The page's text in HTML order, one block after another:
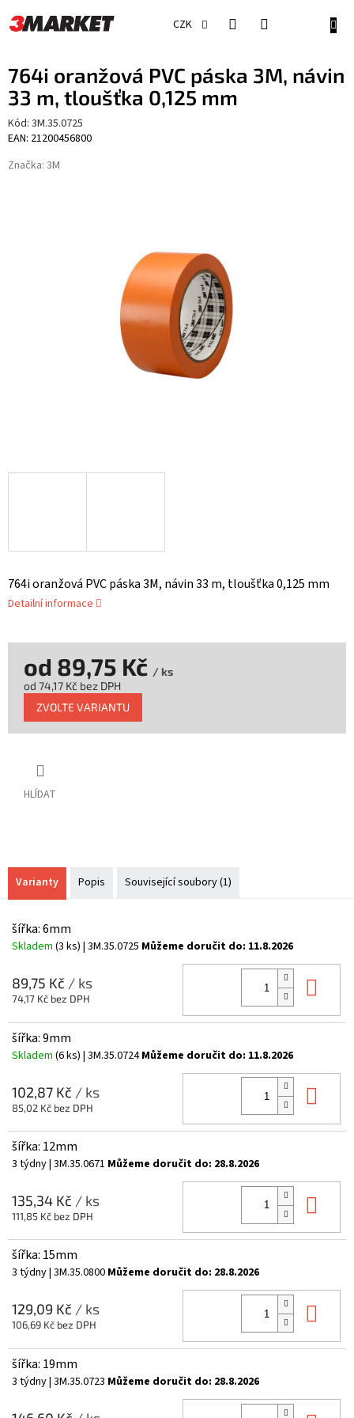
na
obsah
CZK
764i oranžová PVC páska 3M, návin
33 m, tloušťka 0,125 mm
Kód: 3M.35.0725
EAN: 21200456800
Značka: 3M
764i oranžová PVC páska 3M, návin 33 m, tloušťka 0,125 mm
Detailní informace
HLÍDAT
od 89,75 Kč / ks
od 74,17 Kč bez DPH
Měrná
cena:
ZVOLTE VARIANTU
Varianty Popis Související soubory (1)
šířka: 6mm
Skladem (3 ks) | 3M.35.0725 Můžeme doručit do: 11.8.2026
89,75 Kč / ks
74,17 Kč bez DPH
šířka: 9mm
Skladem (6 ks) | 3M.35.0724Můžeme doručit do: 11.8.2026
102,87 Kč / ks
85,02 Kč bez DPH
šířka: 12mm
3 týdny| 3M.35.0671 Můžeme doručit do: 28.8.2026
135,34 Kč / ks
111,85 Kč bez DPH
šířka: 15mm
3 týdny| 3M.35.0800 Můžeme doručit do: 28.8.2026
129,09 Kč / ks
106,69 Kč bez DPH
šířka: 19mm
3 týdny| 3M.35.0723 Můžeme doručit do: 28.8.2026